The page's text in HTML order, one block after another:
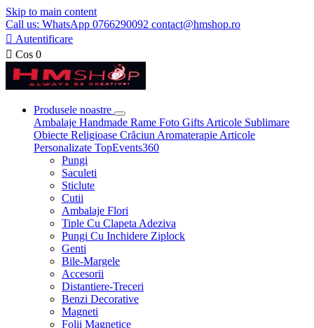
Skip to main content
Call us: WhatsApp 0766290092 contact@hmshop.ro
 Autentificare
 Cos 0
Produsele noastre
Ambalaje Handmade Rame Foto Gifts Articole Sublimare
Obiecte Religioase Crăciun Aromaterapie Articole
Personalizate TopEvents360
Pungi
Saculeti
Sticlute
Cutii
Ambalaje Flori
Tiple Cu Clapeta Adeziva
Pungi Cu Inchidere Ziplock
Genti
Bile-Margele
Accesorii
Distantiere-Treceri
Benzi Decorative
Magneti
Folii Magnetice